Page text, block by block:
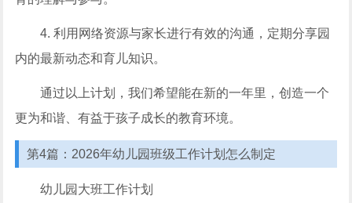
4. 利用网络资源与家长进行有效的沟通，定期分享园
内的最新动态和育儿知识。
通过以上计划，我们希望能在新的一年里，创造一个
更为和谐、有益于孩子成长的教育环境。
第4篇：2026年幼儿园班级工作计划怎么制定
幼儿园大班工作计划